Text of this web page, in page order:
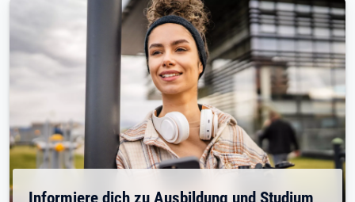
Informiere dich zu Ausbildung und Studium